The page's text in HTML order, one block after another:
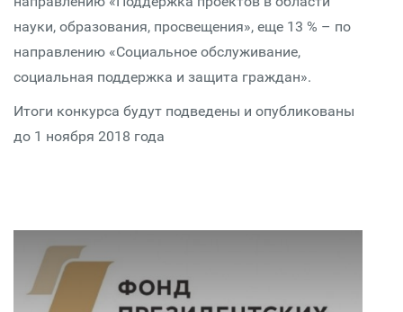
науки, образования, просвещения», еще 13 % – по
направлению «Социальное обслуживание,
социальная поддержка и защита граждан».
Итоги конкурса будут подведены и опубликованы
до 1 ноября 2018 года